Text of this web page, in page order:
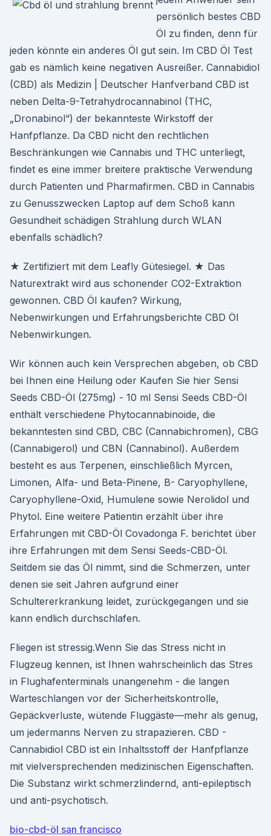
persönlich bestes CBD
Öl zu finden, denn für
jeden könnte ein anderes Öl gut sein. Im CBD Öl Test
gab es nämlich keine negativen Ausreißer. Cannabidiol
(CBD) als Medizin | Deutscher Hanfverband CBD ist
neben Delta-9-Tetrahydrocannabinol (THC,
„Dronabinol“) der bekannteste Wirkstoff der
Hanfpflanze. Da CBD nicht den rechtlichen
Beschränkungen wie Cannabis und THC unterliegt,
findet es eine immer breitere praktische Verwendung
durch Patienten und Pharmafirmen. CBD in Cannabis
zu Genusszwecken Laptop auf dem Schoß kann
Gesundheit schädigen Strahlung durch WLAN
ebenfalls schädlich?
★ Zertifiziert mit dem Leafly Gütesiegel. ★ Das
Naturextrakt wird aus schonender CO2-Extraktion
gewonnen. CBD Öl kaufen? Wirkung,
Nebenwirkungen und Erfahrungsberichte CBD Öl
Nebenwirkungen.
Wir können auch kein Versprechen abgeben, ob CBD
bei Ihnen eine Heilung oder Kaufen Sie hier Sensi
Seeds CBD-Öl (275mg) - 10 ml Sensi Seeds CBD-Öl
enthält verschiedene Phytocannabinoide, die
bekanntesten sind CBD, CBC (Cannabichromen), CBG
(Cannabigerol) und CBN (Cannabinol). Außerdem
besteht es aus Terpenen, einschließlich Myrcen,
Limonen, Alfa- und Beta-Pinene, B- Caryophyllene,
Caryophyllene-Oxid, Humulene sowie Nerolidol und
Phytol. Eine weitere Patientin erzählt über ihre
Erfahrungen mit CBD-Öl Covadonga F. berichtet über
ihre Erfahrungen mit dem Sensi Seeds-CBD-Öl.
Seitdem sie das Öl nimmt, sind die Schmerzen, unter
denen sie seit Jahren aufgrund einer
Schultererkrankung leidet, zurückgegangen und sie
kann endlich durchschlafen.
Fliegen ist stressig.Wenn Sie das Stress nicht in
Flugzeug kennen, ist Ihnen wahrscheinlich das Stres
in Flughafenterminals unangenehm - die langen
Warteschlangen vor der Sicherheitskontrolle,
Gepäckverluste, wütende Fluggäste—mehr als genug,
um jedermanns Nerven zu strapazieren. CBD -
Cannabidiol CBD ist ein Inhaltsstoff der Hanfpflanze
mit vielversprechenden medizinischen Eigenschaften.
Die Substanz wirkt schmerzlindernd, anti-epileptisch
und anti-psychotisch.
bio-cbd-öl san francisco